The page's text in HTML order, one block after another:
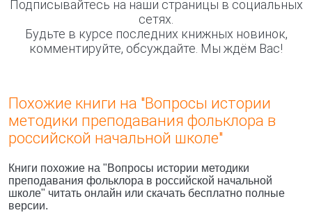
Подписывайтесь на наши страницы в социальных
сетях.
Будьте в курсе последних книжных новинок,
комментируйте, обсуждайте. Мы ждём Вас!
Похожие книги на "Вопросы истории
методики преподавания фольклора в
российской начальной школе"
Книги похожие на "Вопросы истории методики
преподавания фольклора в российской начальной
школе" читать онлайн или скачать бесплатно полные
версии.